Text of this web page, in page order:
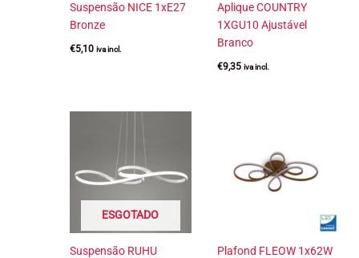
Suspensão NICE 1xE27
Bronze
€5,10 iva incl.
Aplique COUNTRY
1XGU10 Ajustável
Branco
€9,35 iva incl.
ESGOTADO
Suspensão RUHU
Plafond FLEOW 1x62W